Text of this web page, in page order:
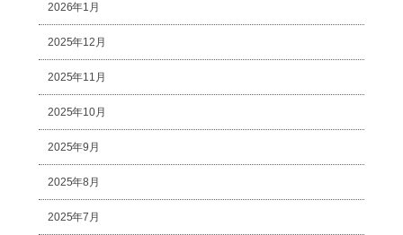
2026年1月
2025年12月
2025年11月
2025年10月
2025年9月
2025年8月
2025年7月